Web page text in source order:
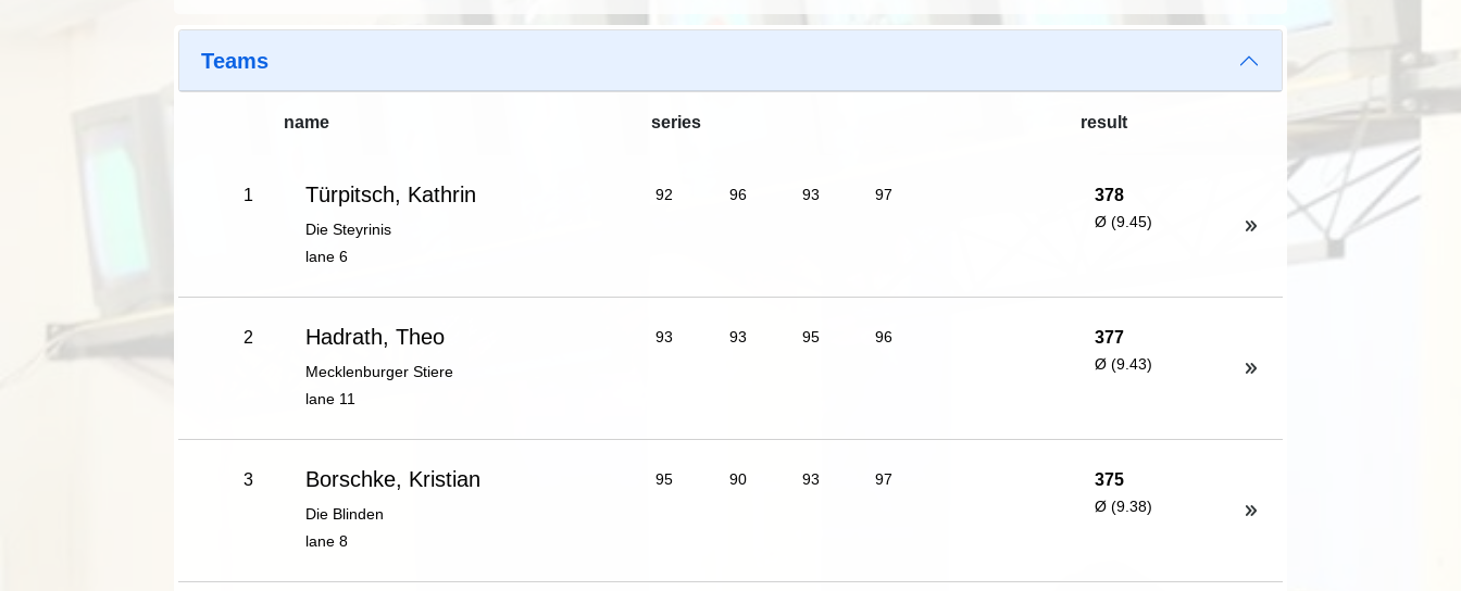
Teams
name series result
1 Türpitsch, Kathrin
Die Steyrinis
lane 6
92 96 93 97 378
Ø (9.45)
2 Hadrath, Theo
Mecklenburger Stiere
lane 11
93 93 95 96 377
Ø (9.43)
3 Borschke, Kristian
Die Blinden
lane 8
95 90 93 97 375
Ø (9.38)